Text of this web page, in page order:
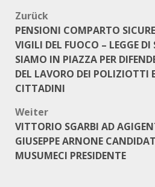
Zurück
PENSIONI COMPARTO
VIGILI DEL FUOCO – LEGGE
SIAMO IN PIAZZA PER
DEL LAVORO DEI POLIZIOTTI
CITTADINI
Weiter
VITTORIO SGARBI AD
GIUSEPPE ARNONE
MUSUMECI PRESIDENTE